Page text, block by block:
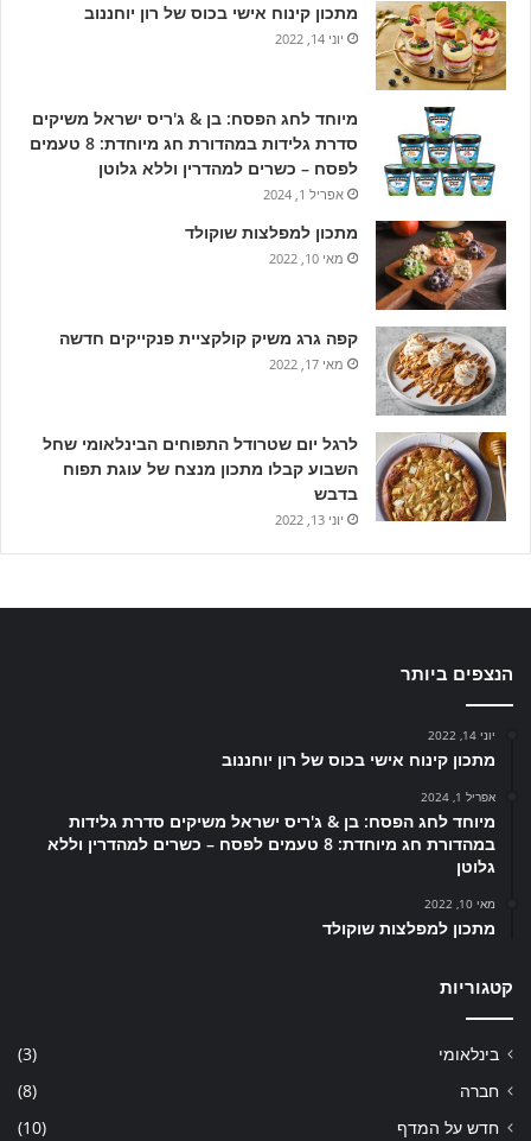
מתכון קינוח אישי בכוס של רון יוחננוב
יוני 14, 2022
מיוחד לחג הפסח: בן & ג'ריס ישראל משיקים
סדרת גלידות במהדורת חג מיוחדת: 8 טעמים
לפסח – כשרים למהדרין וללא גלוטן
אפריל 1, 2024
מתכון למפלצות שוקולד
מאי 10, 2022
קפה גרג משיק קולקציית פנקייקים חדשה
מאי 17, 2022
לרגל יום שטרודל התפוחים הבינלאומי שחל
השבוע קבלו מתכון מנצח של עוגת תפוח
בדבש
יוני 13, 2022
הנצפים ביותר
יוני 14, 2022
מתכון קינוח אישי בכוס של רון יוחננוב
אפריל 1, 2024
מיוחד לחג הפסח: בן & ג'ריס ישראל משיקים סדרת גלידות
במהדורת חג מיוחדת: 8 טעמים לפסח – כשרים למהדרין וללא
גלוטן
מאי 10, 2022
מתכון למפלצות שוקולד
קטגוריות
בינלאומי
(3)
חברה
(8)
חדש על המדף
(10)